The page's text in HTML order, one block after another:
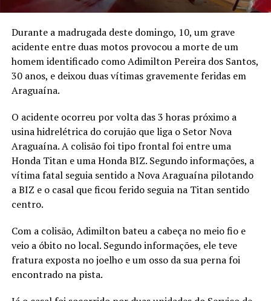
Durante a madrugada deste domingo, 10, um grave
acidente entre duas motos provocou a morte de um
homem identificado como Adimilton Pereira dos Santos,
30 anos, e deixou duas vítimas gravemente feridas em
Araguaína.
O acidente ocorreu por volta das 3 horas próximo a
usina hidrelétrica do corujão que liga o Setor Nova
Araguaína. A colisão foi tipo frontal foi entre uma
Honda Titan e uma Honda BIZ. Segundo informações, a
vítima fatal seguia sentido a Nova Araguaína pilotando
a BIZ e o casal que ficou ferido seguia na Titan sentido
centro.
Com a colisão, Adimilton bateu a cabeça no meio fio e
veio a óbito no local. Segundo informações, ele teve
fratura exposta no joelho e um osso da sua perna foi
encontrado na pista.